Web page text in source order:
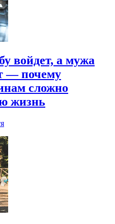
войдет, а мужа
— почему
сложно
жизнь